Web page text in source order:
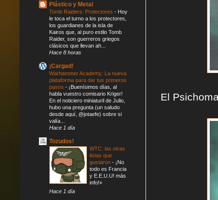
El
Plástico y Metal
Tomb Raiders: Protectores - Hoy
le toca el turno a los protectores,
los guardianes de la isla de
Kairos que, al puro estilo Tomb
Raider, son guerreros griegos
clásicos que llevan ah...
Hace 8 horas
¡Cargad!
Warhammer Academy: La nueva
plataforma para dar tus primeros
pasos - ¡Buenísimos días, al
habla vuestro comisario Kriger!
En el noticiero miniaturil de Julio,
hubo una pregunta (un saludo
desde aquí, @jotaefe) sobre si
valía...
Hace 1 día
Tozudos!
WTC: las otras
listas que
gustaron - ¡No
todo es Francia
y E.E.U.U! más
info!»
Hace 1 día